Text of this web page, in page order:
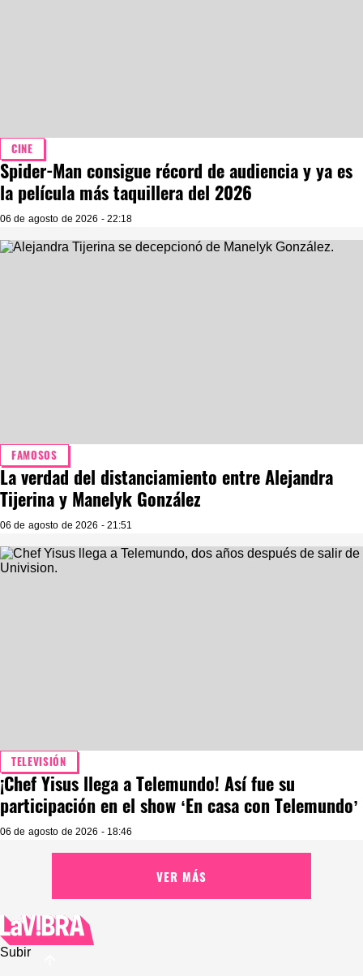
CINE
Spider-Man consigue récord de audiencia y ya es
la película más taquillera del 2026
06 de agosto de 2026 - 22:18
FAMOSOS
La verdad del distanciamiento entre Alejandra
Tijerina y Manelyk González
06 de agosto de 2026 - 21:51
TELEVISIÓN
¡Chef Yisus llega a Telemundo! Así fue su
participación en el show ‘En casa con Telemundo’
06 de agosto de 2026 - 18:46
VER MÁS
Subir